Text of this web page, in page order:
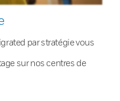
par stratégie vous
sur nos centres de